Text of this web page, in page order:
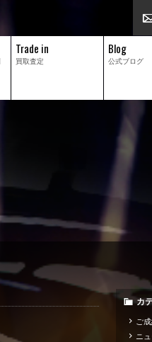
Trade in
買取査定
Blog
公式ブログ
カ
ご
ニ